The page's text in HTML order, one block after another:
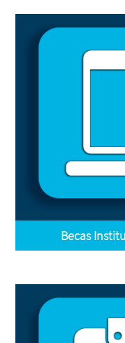
El periodo de
Adjunta
observaciones
Estatus de solicitud
Becas